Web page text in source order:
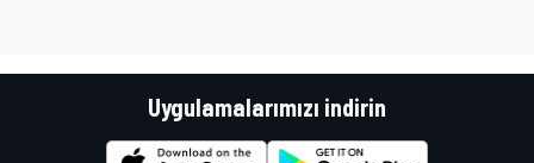
Uygulamalarımızı indirin